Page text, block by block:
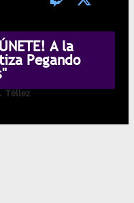
A la
Pegando
Téllez